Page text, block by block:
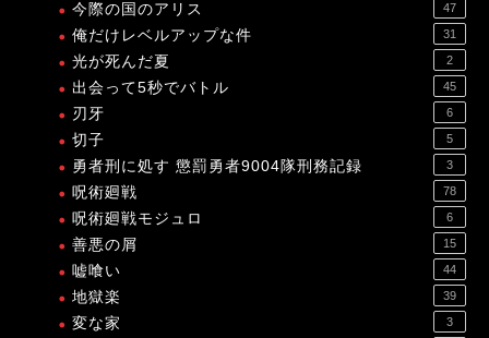
今際の国のアリス 47
俺だけレベルアップな件 31
光が死んだ夏 2
出会って5秒でバトル 45
刃牙 6
切子 5
勇者刑に処す 懲罰勇者9004隊刑務記録 3
呪術廻戦 78
呪術廻戦モジュロ 6
善悪の屑 15
嘘喰い 44
地獄楽 39
変な家 3